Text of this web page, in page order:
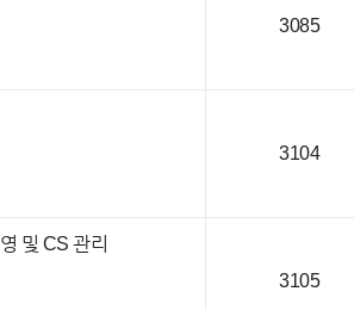
3085
3104
및 CS 관리
3105